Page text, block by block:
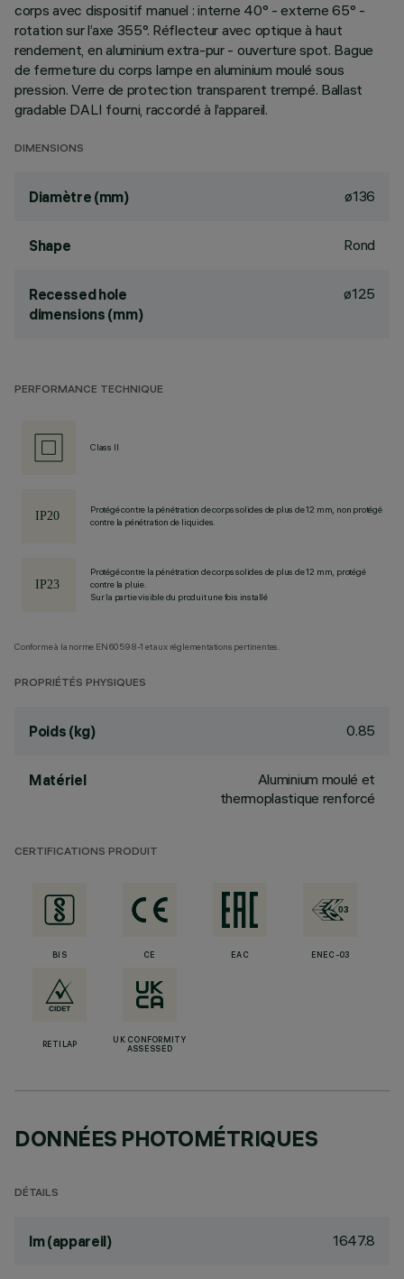
corps avec dispositif manuel : interne 40° - externe 65° -
rotation sur l’axe 355°. Réflecteur avec optique à haut
rendement, en aluminium extra-pur - ouverture spot. Bague
de fermeture du corps lampe en aluminium moulé sous
pression. Verre de protection transparent trempé. Ballast
gradable DALI fourni, raccordé à l’appareil.
DIMENSIONS
Diamètre (mm) ø136
Shape Rond
Recessed hole
dimensions (mm)
ø125
PERFORMANCE TECHNIQUE
Class II
Protégé contre la pénétration de corps solides de plus de 12 mm, non protégé
contre la pénétration de liquides.
Protégé contre la pénétration de corps solides de plus de 12 mm, protégé
contre la pluie.
Sur la partie visible du produit une fois installé
Conforme à la norme EN60598-1 et aux réglementations pertinentes.
PROPRIÉTÉS PHYSIQUES
Poids (kg) 0.85
Matériel
Aluminium moulé et
thermoplastique renforcé
CERTIFICATIONS PRODUIT
BIS CE EAC ENEC-03
RETILAP
UK CONFORMITY
ASSESSED
DONNÉES PHOTOMÉTRIQUES
DÉTAILS
lm (appareil) 1647.8